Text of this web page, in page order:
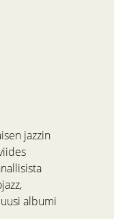
jazzin
albumi